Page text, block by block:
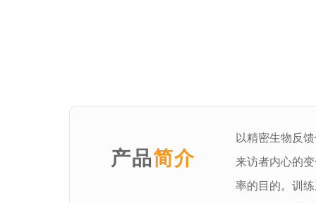
产品简介
以精密生物反
来访者内心的
率的目的。训